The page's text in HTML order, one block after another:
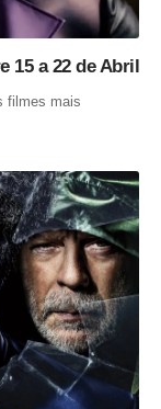
15 a 22 de Abril
filmes mais